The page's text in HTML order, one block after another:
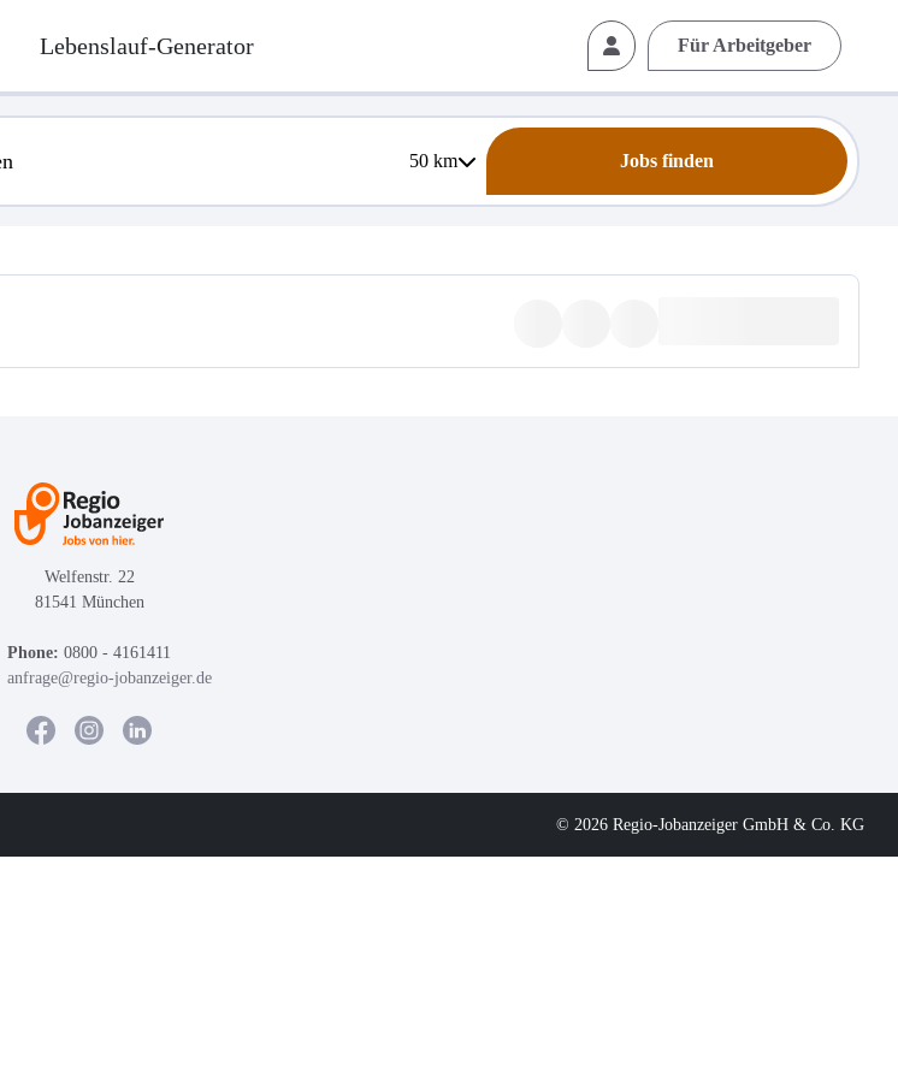
Lebenslauf-Generator Für Arbeitgeber
50km Jobs finden
Welfenstr. 22
81541 München
Phone: 0800 - 4161411
anfrage@regio-jobanzeiger.de
© 2026 Regio-Jobanzeiger GmbH & Co. KG